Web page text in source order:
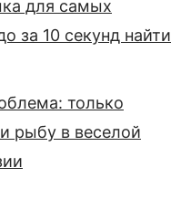
для самых
за 10 секунд найти
только
рыбу в веселой